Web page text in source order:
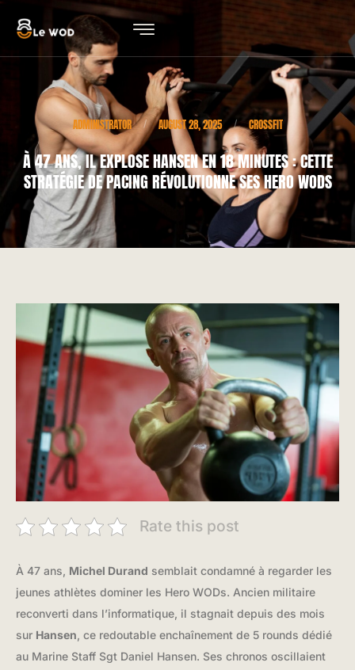
ADMINISTRATOR / AUGUST 28, 2025 / CROSSFIT
À 47 ANS, IL EXPLOSE HANSEN EN 18 MINUTES : CETTE
STRATÉGIE DE PACING RÉVOLUTIONNE SES HERO WODS
Rate this post
À 47 ans, Michel Durand semblait condamné à regarder les
jeunes athlètes dominer les Hero WODs. Ancien militaire
reconverti dans l’informatique, il stagnait depuis des mois
sur Hansen , ce redoutable enchaînement de 5 rounds dédié
au Marine Staff Sgt Daniel Hansen. Ses chronos oscillaient